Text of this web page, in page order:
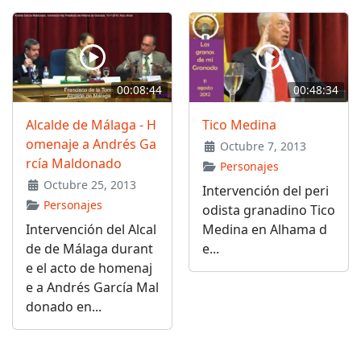
00:08:44
Alcalde de Málaga - H
omenaje a Andrés Ga
rcía Maldonado
Octubre 25, 2013
Personajes
Intervención del Alcal
de de Málaga durant
e el acto de homenaj
e a Andrés García Mal
donado en...
00:48:34
Tico Medina
Octubre 7, 2013
Personajes
Intervención del peri
odista granadino Tico
Medina en Alhama d
e...